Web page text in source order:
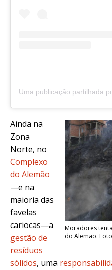
Moradores
do Alemão.
Ainda na
Zona
Norte, no
Complexo
do Alemão
—e na
maioria das
favelas
cariocas—a
gestão de
resíduos
sólidos, uma